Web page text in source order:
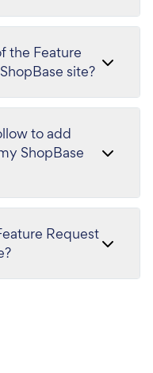
the Feature
site?
to add
ShopBase
Request